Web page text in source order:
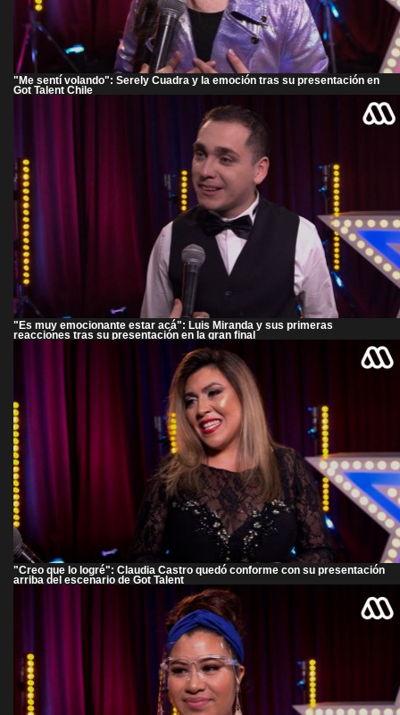
"Me sentí volando": Serely Cuadra y la emoción tras su presentación en
Got Talent Chile
"Es muy emocionante estar acá": Luis Miranda y sus primeras
reacciones tras su presentación en la gran final
"Creo que lo logré": Claudia Castro quedó conforme con su presentación
arriba del escenario de Got Talent